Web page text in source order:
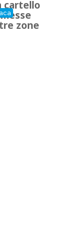
cartello
zone